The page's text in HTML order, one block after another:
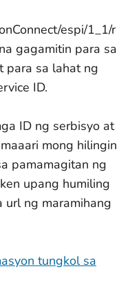
espi/1_1/r
gagamitin para sa
para sa lahat ng
ID.
ID ng serbisyo at
mong hilingin
pamamagitan ng
upang humiling
ng maramihang
tungkol sa